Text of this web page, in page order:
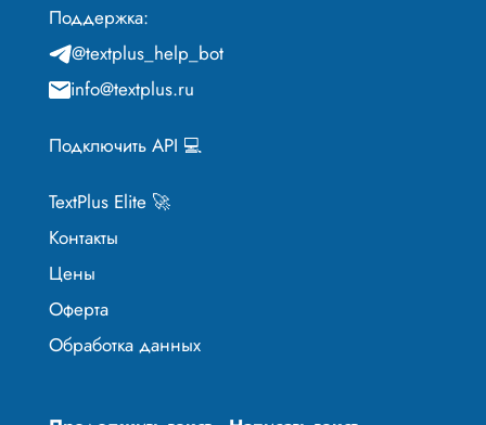
Поддержка:
@textplus_help_bot
info@textplus.ru
Подключить API 💻
TextPlus Elite 🚀
Контакты
Цены
Оферта
Обработка данных